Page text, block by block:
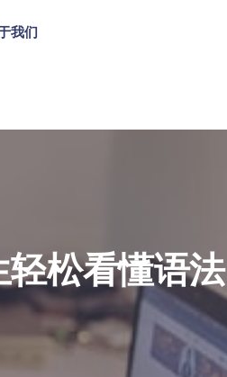
我们
松看懂语法